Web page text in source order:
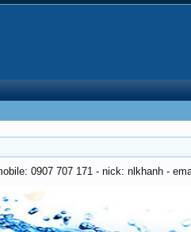
0907 707 171 - nick: nlkhanh -